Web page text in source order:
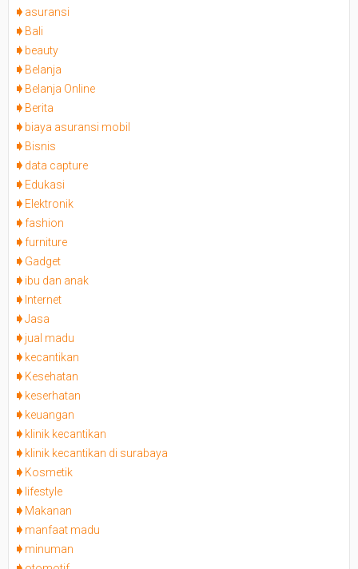
asuransi
Bali
beauty
Belanja
Belanja Online
Berita
biaya asuransi mobil
Bisnis
data capture
Edukasi
Elektronik
fashion
furniture
Gadget
ibu dan anak
Internet
Jasa
jual madu
kecantikan
Kesehatan
keserhatan
keuangan
klinik kecantikan
klinik kecantikan di surabaya
Kosmetik
lifestyle
Makanan
manfaat madu
minuman